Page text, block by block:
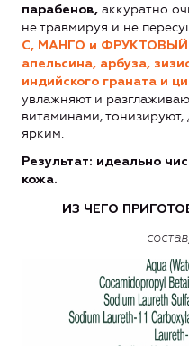
парабенов, аккуратно
не травмируя и не
С, МАНГО и ФРУКТОВЫЙ
апельсина, арбуза,
индийского граната и
увлажняют и
витаминами,
ярким.
Результат: идеально
кожа.
ИЗ ЧЕГО